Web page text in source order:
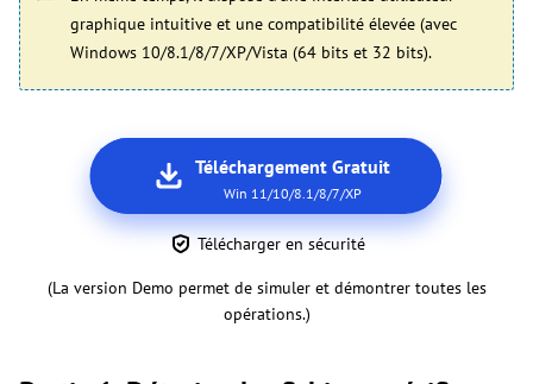
graphique intuitive et une compatibilité élevée (avec
Windows 10/8.1/8/7/XP/Vista (64 bits et 32 bits).
Téléchargement Gratuit
Win 11/10/8.1/8/7/XP
Télécharger en sécurité
(La version Demo permet de simuler et démontrer toutes les
opérations.)